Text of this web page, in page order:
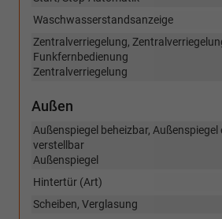
Waschwasserstandsanzeige
Zentralverriegelung,
Funkfernbedienung
Zentralverriegelung
Außen
Außenspiegel beheizbar, Außenspiegel
verstellbar
Außenspiegel
Hintertür (Art)
Scheiben, Verglasung